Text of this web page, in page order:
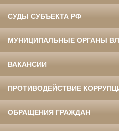
СУДЫ СУБЪЕКТА РФ
МУНИЦИПАЛЬНЫЕ ОРГАНЫ
ВАКАНСИИ
ПРОТИВОДЕЙСТВИЕ
ОБРАЩЕНИЯ ГРАЖДАН